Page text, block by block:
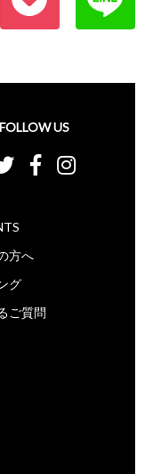
FOLLOW US
方へ
グ
ご質問